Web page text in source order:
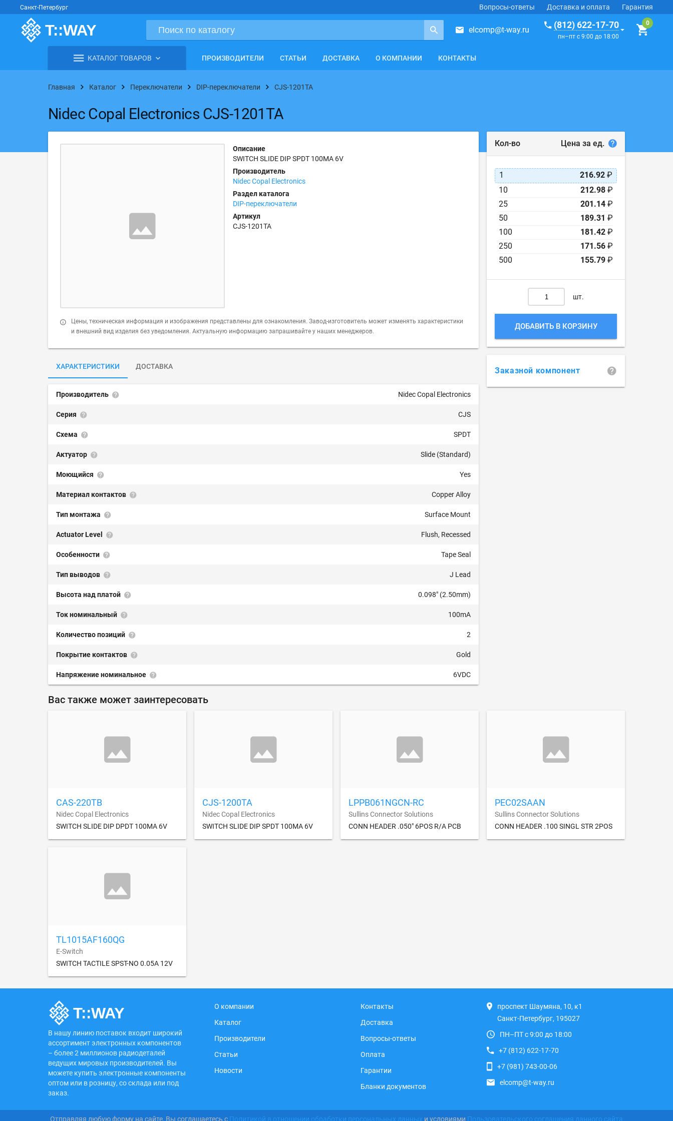
Санкт-Петербург Вопросы-ответы Доставка и оплата Гарантия
elcomp@t-way.ru (812) 622-17-70
пн–пт с 9:00 до 18:00
КАТАЛОГ ТОВАРОВ ПРОИЗВОДИТЕЛИ СТАТЬИ ДОСТАВКА О КОМПАНИИ КОНТАКТЫ
Главная Каталог Переключатели DIP-переключатели CJS-1201TA
Nidec Copal Electronics CJS-1201TA
Описание
SWITCH SLIDE DIP SPDT 100MA 6V
Производитель
Nidec Copal Electronics
Раздел каталога
DIP-переключатели
Артикул
CJS-1201TA
Цены, техническая информация и изображения представлены для ознакомления. Завод-изготовитель может изменять характеристики
и внешний вид изделия без уведомления. Актуальную информацию запрашивайте у наших менеджеров.
ХАРАКТЕРИСТИКИ ДОСТАВКА
Производитель Nidec Copal Electronics
Серия CJS
Схема SPDT
Актуатор Slide (Standard)
Моющийся Yes
Материал контактов Copper Alloy
Тип монтажа Surface Mount
Actuator Level Flush, Recessed
Особенности Tape Seal
Тип выводов J Lead
Высота над платой 0.098" (2.50mm)
Ток номинальный 100mA
Количество позиций 2
Покрытие контактов Gold
Напряжение номинальное 6VDC
Кол-во Цена за ед.
1 216.92 ₽
10
212.98 ₽
25
201.14 ₽
50
189.31 ₽
100
181.42 ₽
250
171.56 ₽
500
155.79 ₽
шт.
ДОБАВИТЬ В КОРЗИНУ
Заказной компонент
Вас также может заинтересовать
CAS-220TB
Nidec Copal Electronics
SWITCH SLIDE DIP DPDT 100MA 6V
CJS-1200TA
Nidec Copal Electronics
SWITCH SLIDE DIP SPDT 100MA 6V
LPPB061NGCN-RC
Sullins Connector Solutions
CONN HEADER .050" 6POS R/A PCB
PEC02SAAN
Sullins Connector Solutions
CONN HEADER .100 SINGL STR 2POS
TL1015AF160QG
E-Switch
SWITCH TACTILE SPST-NO 0.05A 12V
В нашу линию поставок входит широкий
ассортимент электронных компонентов
– более 2 миллионов радиодеталей
ведущих мировых производителей. Вы
можете купить электронные компоненты
оптом или в розницу, со склада или под
заказ.
О компании
Каталог
Производители
Статьи
Новости
Контакты
Доставка
Вопросы-ответы
Оплата
Гарантии
Бланки документов
проспект Шаумяна, 10, к1
Санкт-Петербург, 195027
ПН–ПТ с 9:00 до 18:00
+7 (812) 622-17-70
+7 (981) 743-00-06
elcomp@t-way.ru
Отправляя любую форму на сайте, Вы соглашаетесь с Политикой в отношении обработки персональных данных и условиями Пользовательского соглашения данного сайта